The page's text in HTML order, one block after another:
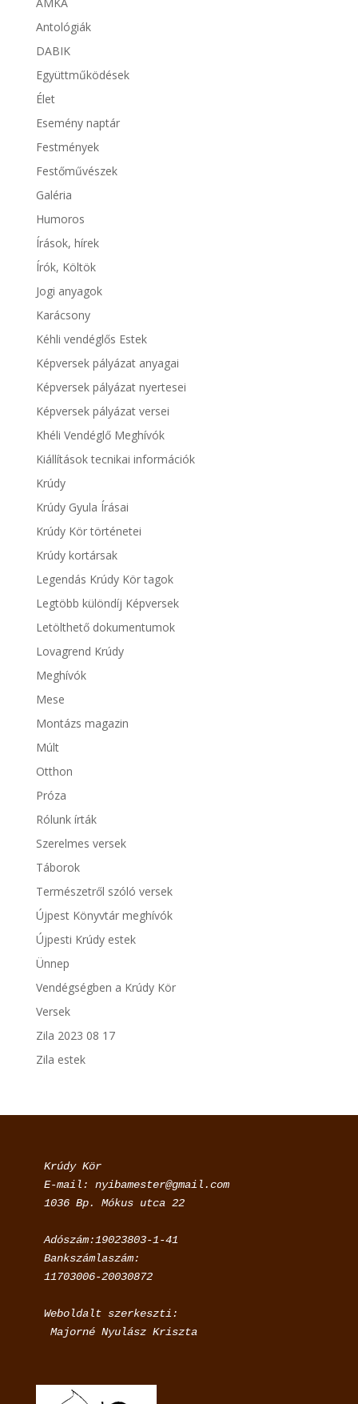
Antológiák
DABIK
Együttműködések
Élet
Esemény naptár
Festmények
Festőművészek
Galéria
Humoros
Írások, hírek
Írók, Költök
Jogi anyagok
Karácsony
Kéhli vendéglős Estek
Képversek pályázat anyagai
Képversek pályázat nyertesei
Képversek pályázat versei
Khéli Vendéglő Meghívók
Kiállítások tecnikai információk
Krúdy
Krúdy Gyula Írásai
Krúdy Kör történetei
Krúdy kortársak
Legendás Krúdy Kör tagok
Legtöbb különdíj Képversek
Letölthető dokumentumok
Lovagrend Krúdy
Meghívók
Mese
Montázs magazin
Múlt
Otthon
Próza
Rólunk írták
Szerelmes versek
Táborok
Természetről szóló versek
Újpest Könyvtár meghívók
Újpesti Krúdy estek
Ünnep
Vendégségben a Krúdy Kör
Versek
Zila 2023 08 17
Zila estek
Krúdy Kör
E-mail: nyibamester@gmail.com
1036 Bp. Mókus utca 22
Adószám:19023803-1-41
Bankszámlaszám:
11703006-20030872
Weboldalt szerkeszti:
Majorné Nyulász Kriszta